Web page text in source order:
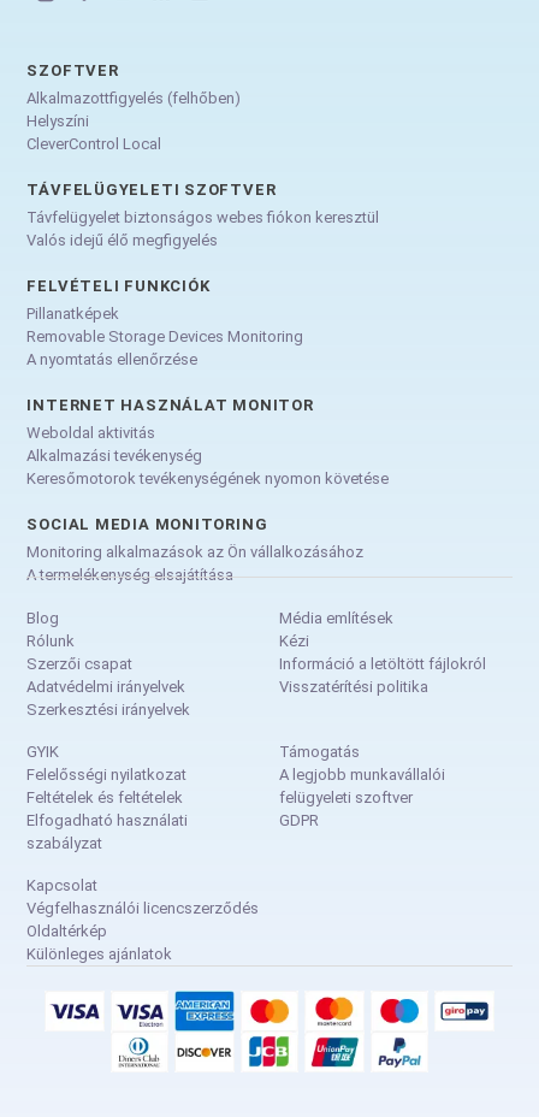
SZOFTVER
Alkalmazottfigyelés (felhőben)
Helyszíni
CleverControl Local
TÁVFELÜGYELETI SZOFTVER
Távfelügyelet biztonságos webes fiókon keresztül
Valós idejű élő megfigyelés
FELVÉTELI FUNKCIÓK
Pillanatképek
Removable Storage Devices Monitoring
A nyomtatás ellenőrzése
INTERNET HASZNÁLAT MONITOR
Weboldal aktivitás
Alkalmazási tevékenység
Keresőmotorok tevékenységének nyomon követése
SOCIAL MEDIA MONITORING
Monitoring alkalmazások az Ön vállalkozásához
A termelékenység elsajátítása
Blog
Rólunk
Szerzői csapat
Adatvédelmi irányelvek
Szerkesztési irányelvek
Média említések
Kézi
Információ a letöltött fájlokról
Visszatérítési politika
GYIK
Felelősségi nyilatkozat
Feltételek és feltételek
Elfogadható használati
szabályzat
Támogatás
A legjobb munkavállalói
felügyeleti szoftver
GDPR
Kapcsolat
Végfelhasználói licencszerződés
Oldaltérkép
Különleges ajánlatok